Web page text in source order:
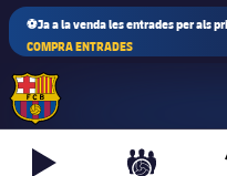
⚽Ja a la venda les entrades per als
COMPRA ENTRADES
b-play culers-ball